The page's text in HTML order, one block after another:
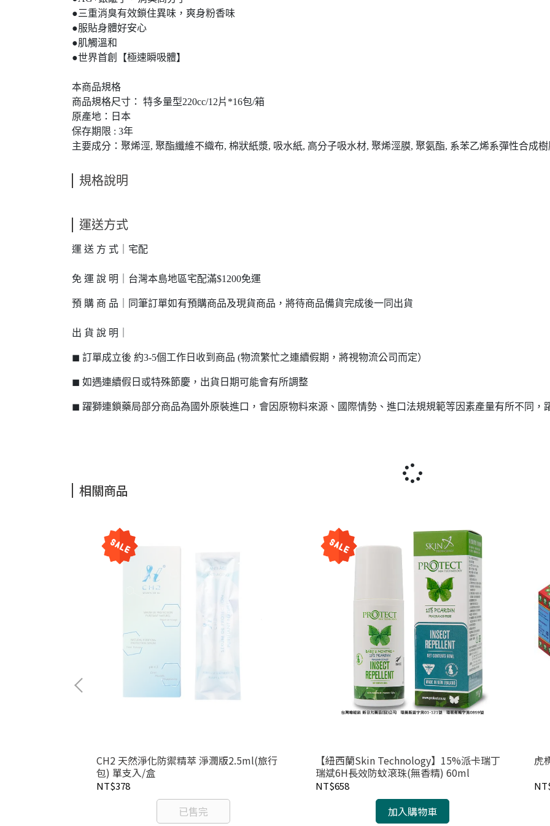
●三重消臭有效鎖住異味，爽身粉香味
●服貼身體好安心
●肌觸溫和
●世界首創【極速瞬吸體】
本商品規格
商品規格尺寸： 特多量型220cc/12片*16包/箱
原產地：日本
保存期限 : 3年
主要成分：聚烯涇, 聚酯纖維不織布, 棉狀紙漿, 吸水紙, 高分子吸水材, 聚烯涇膜, 聚氨酯, 系苯乙烯系彈性合成樹
規格說明
運送方式
運 送 方 式｜宅配
免 運 說 明｜台灣本島地區宅配滿$1200免運
預 購 商 品｜同筆訂單如有預購商品及現貨商品，將待商品備貨完成後一同出貨
出 貨 說 明｜
◼ 訂單成立後 約3-5個工作日收到商品 (物流繁忙之連續假期，將視物流公司而定）
◼ 如遇連續假日或特殊節慶，出貨日期可能會有所調整
◼ 躍獅連鎖藥局部分商品為國外原裝進口，會因原物料來源、國際情勢、進口法規規範等因素產量有所不同，
相關商品
CH2 天然淨化防禦精萃 淨潤版2.5ml(旅行
包) 單支入/盒
NT$378
已售完
【紐西蘭Skin Technology】15%派卡瑞丁
瑞斌6H長效防蚊滾珠(無香精) 60ml
NT$658
加入購物車
虎